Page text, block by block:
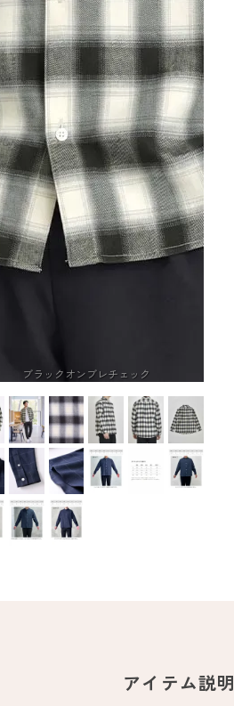
ブラックオンブレチェック
アイテム説明